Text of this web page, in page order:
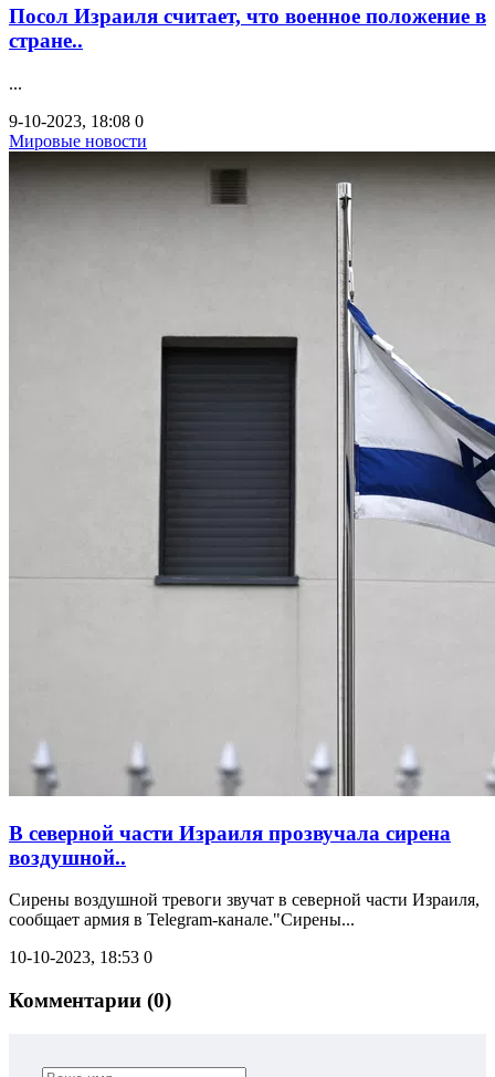
Посол Израиля считает, что военное положение в
стране..
...
9-10-2023, 18:08 0
Мировые новости
В северной части Израиля прозвучала сирена
воздушной..
Сирены воздушной тревоги звучат в северной части Израиля,
сообщает армия в Telegram-канале."Сирены...
10-10-2023, 18:53 0
Комментарии (0)